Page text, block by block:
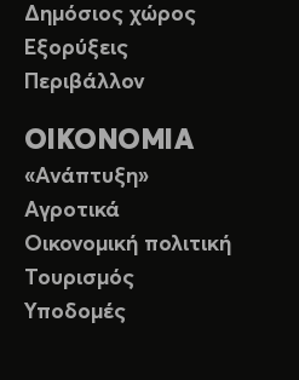
Δημόσιος χώρος
Εξορύξεις
Περιβάλλον
ΟΙΚΟΝΟΜΙΑ
«Ανάπτυξη»
Αγροτικά
Οικονομική πολιτική
Τουρισμός
Υποδομές